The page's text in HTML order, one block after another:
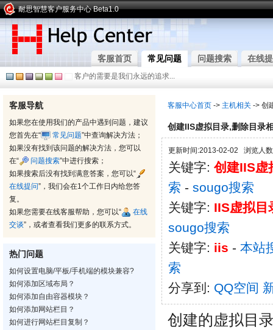
耐思智慧客户服务中心 Beta1.0
客服首页 常见问题 问题搜索 在线
客户的需要是我们永远的追求...
客服导航
如果您在使用我们的产品中遇到问题，建议
您首先在“
常见问题”中查询解决方法；
如果没有找到该问题的解决方法，您可以
在“
问题搜索”中进行搜索；
如果搜索后没有找到满意答案，您可以“
在线提问”，我们会在1个工作日内给您答
复。
如果您需要在线客服帮助，您可以“
在线
交谈”，或者查看我们更多的联系方式。
热门问题
如何设置电脑/平板/手机端的模块兼容?
如何添加区域布局？
如何添加自由容器模块？
如何添加网站栏目？
如何进行网站栏目复制？
客服中心首页 -> 主机相关 -> 创
创建IIS虚拟目录,删除目录
更新时间:2013-02-02 浏览人
关键字: 创建IIS虚
索 - sougo搜索
关键字: IIS虚拟目
sougo搜索
关键字: iis - 本站
索
分享到: QQ空间
创建的虚拟目